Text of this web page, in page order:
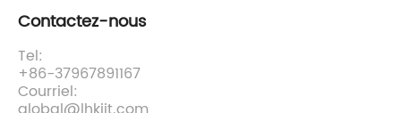
Contactez-nous
Tel:
+86-37967891167
Courriel: